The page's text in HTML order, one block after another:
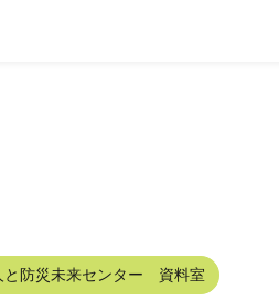
と防災未来センター 資料室